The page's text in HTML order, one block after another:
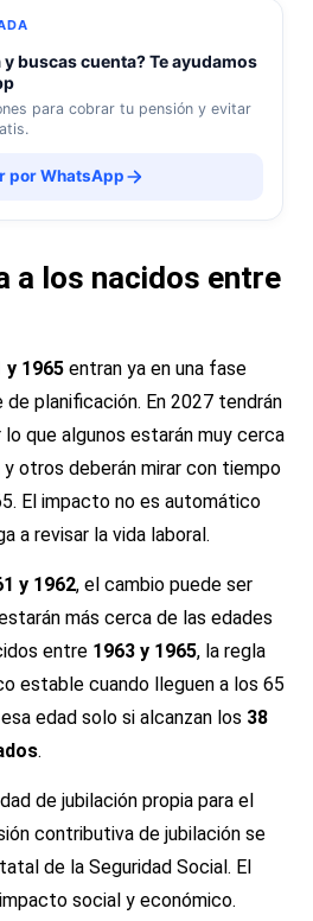
buscas cuenta? Te ayudamos
para cobrar tu pensión y evitar
por WhatsApp
a los nacidos entre
y 1965 entran ya en una fase
planificación. En 2027 tendrán
lo que algunos estarán muy cerca
y otros deberán mirar con tiempo
El impacto no es automático
a revisar la vida laboral.
y 1962, el cambio puede ser
más cerca de las edades
entre 1963 y 1965, la regla
estable cuando lleguen a los 65
edad solo si alcanzan los 38
.
de jubilación propia para el
contributiva de jubilación se
de la Seguridad Social. El
social y económico.